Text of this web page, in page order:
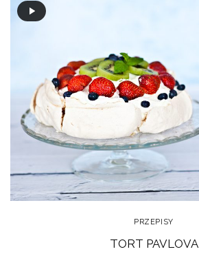
PRZEPISY
TORT PAVLOVA